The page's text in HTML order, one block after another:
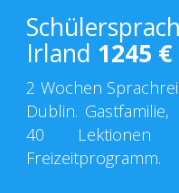
Irland 1245 €
2 Wochen
Dublin.
40 Lektionen
Freizeitprogramm.